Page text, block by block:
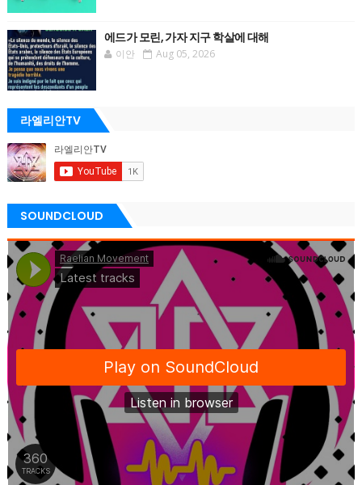
에드가 모린, 가자 지구 학살에 대해
이안 Aug 05, 2026
라엘리안TV
SOUNDCLOUD